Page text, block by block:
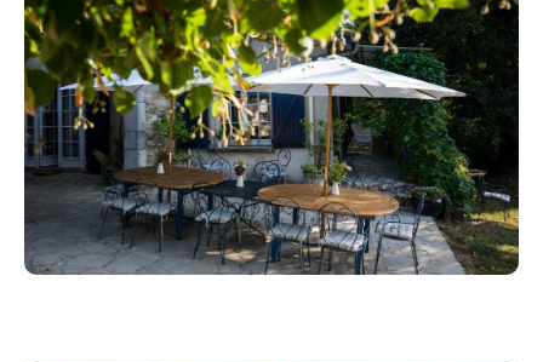
Nous sommes ravis de vous offrir pour cette journée
printannière une sélection d'ateliers et de cours
gratuits, pour vous permettre de venir goûter
l'essence de ce lieu qui nous fait vibrer. Nous
proposerons également une offre restrauration en
accord avec nos valeurs; une cuisine végétarienne,
gourmande et de saison, concoctée par notre chef en
résidence Thomas Billet.